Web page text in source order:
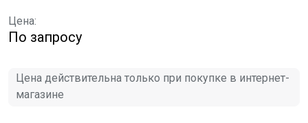
Цена:
По запросу
Цена действительна только при покупке в интернет-
магазине